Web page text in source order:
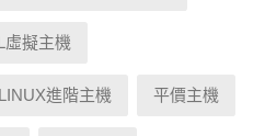
虛擬主機
LINUX進階主機 平價主機